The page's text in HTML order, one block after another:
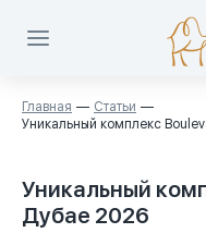
Главная
Статьи
Уникальный комплекс
Уникальный
Дубае 2026